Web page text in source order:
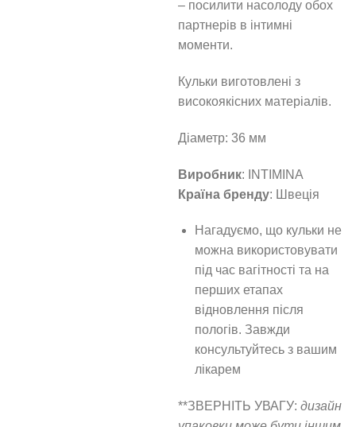
– посилити насолоду обох
партнерів в інтимні
моменти.
Кульки виготовлені з
високоякісних матеріалів.
Діаметр: 36 мм
Виробник: INTIMINA
Країна бренду: Швеція
Нагадуємо, що кульки не
можна використовувати
під час вагітності та на
перших етапах
відновлення після
пологів. Завжди
консультуйтесь з вашим
лікарем
**ЗВЕРНІТЬ УВАГУ: дизайн